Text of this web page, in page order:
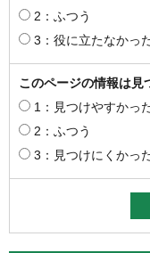
2：ふつう
3：役に立たなかっ
このページの情報は見
1：見つけやすかっ
2：ふつう
3：見つけにくかっ